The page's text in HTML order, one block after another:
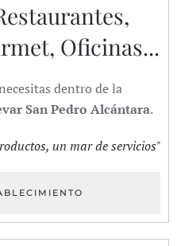
Oficinas...
dentro de la
San Pedro Alcántara.
un mar de servicios"